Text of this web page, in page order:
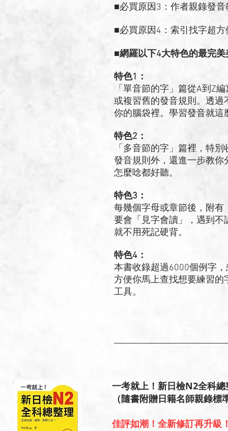
■必買原因3：作者親錄發
■必買原因4：索引找字超
■網羅以下4大特色的最完
特色1：
「單音節的字」篇從A到Z
或複習舊的發音規則。透
你的腦袋裡。學習發音就這
特色2：
「多音節的字」篇裡，特
發音規則外，還進一步教
怎麼唸都好聽。
特色3：
每幾個字母或章節後，附
要會「見字會讀」，遇到
就不用死記硬背。
特色4：
本書收錄超過6000個例字
方便你馬上查找想要練習
工具。
一考就上！新日檢N2全科
（隨書附贈日籍名師親錄
佳評如潮！全新修訂再升級